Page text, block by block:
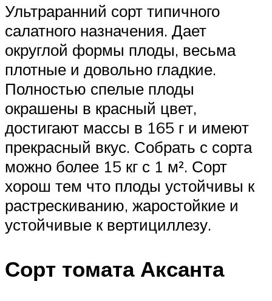
Ультраранний сорт типичного
салатного назначения. Дает
округлой формы плоды, весьма
плотные и довольно гладкие.
Полностью спелые плоды
окрашены в красный цвет,
достигают массы в 165 г и имеют
прекрасный вкус. Собрать с сорта
можно более 15 кг с 1 м². Сорт
хорош тем что плоды устойчивы к
растрескиванию, жаростойкие и
устойчивые к вертициллезу.
Сорт томата Аксанта